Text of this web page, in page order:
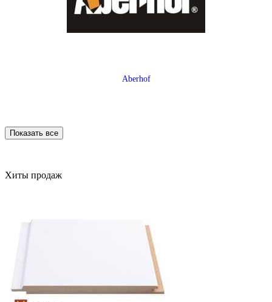
Aberhof
Allure Floor
Показать все
Хиты продаж